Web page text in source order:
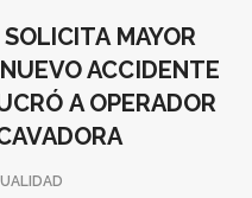
MAYOR
ACCIDENTE
A OPERADOR